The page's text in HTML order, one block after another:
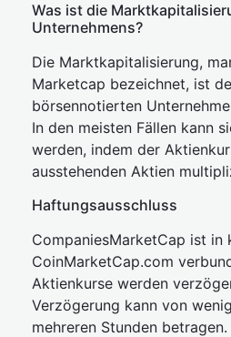
Was ist die
Unternehmens?
Die Marktkapitalisierung,
Marketcap bezeichnet, ist
börsennotierten
In den meisten Fällen kann
werden, indem der
ausstehenden Aktien
Haftungsausschluss
CompaniesMarketCap ist in
CoinMarketCap.com
Aktienkurse werden
Verzögerung kann von
mehreren Stunden betragen.